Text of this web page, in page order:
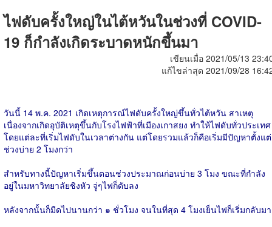
ไฟดับครั้งใหญ่ในไต้หวันในช่วงที่ COVID-
19 ก็กำลังเกิดระบาดหนักขึ้นมา
เขียนเมื่อ 2021/05/13
แก้ไขล่าสุด 2021/09/28
วันนี้ 14 พ.ค. 2021 เกิดเหตุการณ์ไฟดับครั้งใหญ่ขึ้นทั่วไต้หวัน สาเหตุ
เนื่องจากเกิดอุบัติเหตุขึ้นกับโรงไฟฟ้าที่เมืองเกาสยง ทำให้ไฟดับทั่วประเทศ
โดยแต่ละที่เริ่มไฟดับในเวลาต่างกัน แต่โดยรวมแล้วก็คือเริ่มมีปัญหาตั้งแต่
ช่วงบ่าย 2 โมงกว่า
สำหรับทางนี้ปัญหาเริ่มขึ้นตอนช่วงประมาณก่อนบ่าย 3 โมง ขณะที่กำลัง
อยู่ในมหาวิทยาลัยชิงหัว จู่ๆไฟก็ดับลง
หลังจากนั้นก็มืดไปนานกว่า ๑ ชั่วโมง จนในที่สุด 4 โมงเย็นไฟก็เริ่มกลับมา